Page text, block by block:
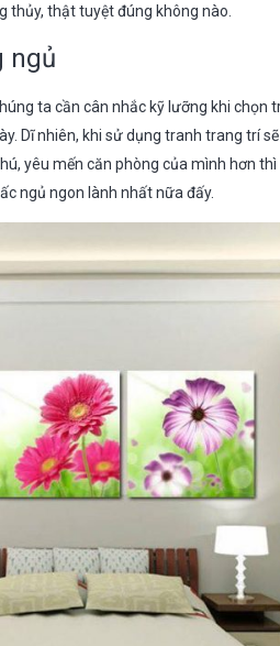
thủy, thật tuyệt đúng không nào.
ngủ
ta cần cân nhắc kỹ lưỡng khi chọn
Dĩ nhiên, khi sử dụng tranh trang trí
yêu mến căn phòng của mình hơn thì
ngủ ngon lành nhất nữa đấy.